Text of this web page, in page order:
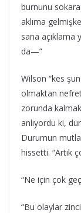
burnunu
aklıma
sana açıklama
da—”
Wilson “kes
olmaktan
zorunda
anlıyordu ki,
Durumun
hissetti. “Artık
“Ne için çok
“Bu olaylar